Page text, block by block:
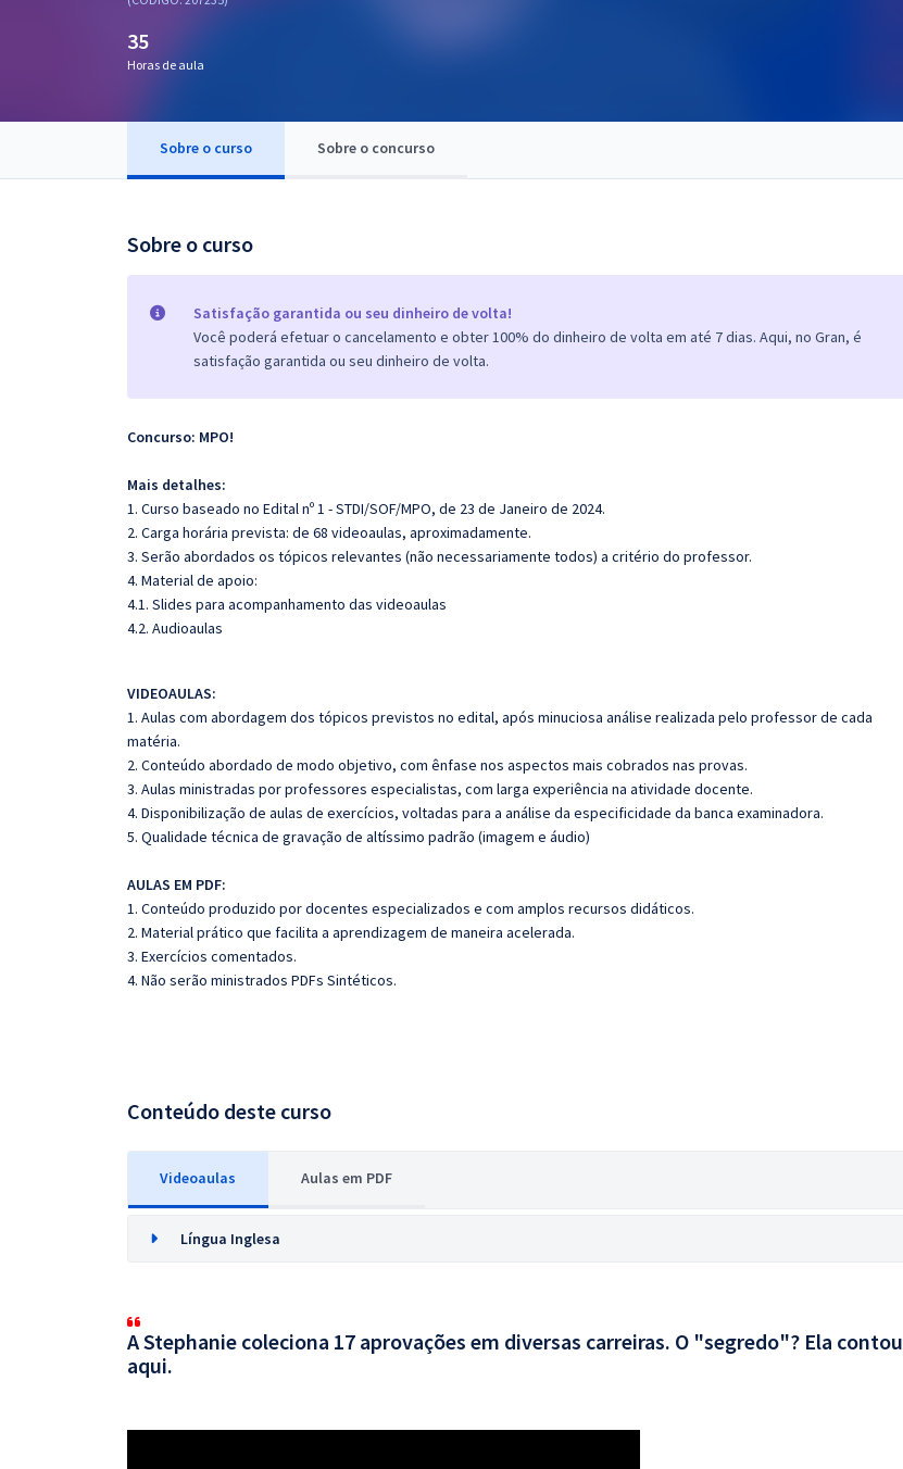
OAB
35
Horas de aula
Sobre o curso Sobre o concurso
Sobre o curso
Satisfação garantida ou seu dinheiro de volta!
Você poderá efetuar o cancelamento e obter 100% do dinheiro de volta em até 7 dias. Aqui, no Gran, é
satisfação garantida ou seu dinheiro de volta.
Concurso: MPO!
Mais detalhes:
1. Curso baseado no Edital nº 1 - STDI/SOF/MPO, de 23 de Janeiro de 2024.
2. Carga horária prevista: de 68 videoaulas, aproximadamente.
3. Serão abordados os tópicos relevantes (não necessariamente todos) a critério do professor.
4. Material de apoio:
4.1. Slides para acompanhamento das videoaulas
4.2. Audioaulas
VIDEOAULAS:
1. Aulas com abordagem dos tópicos previstos no edital, após minuciosa análise realizada pelo professor de cada
matéria.
2. Conteúdo abordado de modo objetivo, com ênfase nos aspectos mais cobrados nas provas.
3. Aulas ministradas por professores especialistas, com larga experiência na atividade docente.
4. Disponibilização de aulas de exercícios, voltadas para a análise da especificidade da banca examinadora.
5. Qualidade técnica de gravação de altíssimo padrão (imagem e áudio)
AULAS EM PDF:
1. Conteúdo produzido por docentes especializados e com amplos recursos didáticos.
2. Material prático que facilita a aprendizagem de maneira acelerada.
3. Exercícios comentados.
4. Não serão ministrados PDFs Sintéticos.
Conteúdo deste curso
Videoaulas Aulas em PDF
Língua Inglesa
A Stephanie coleciona 17 aprovações em diversas carreiras. O "segredo"? Ela contou
aqui.